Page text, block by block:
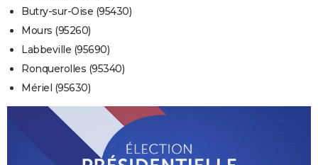
Butry-sur-Oise (95430)
Mours (95260)
Labbeville (95690)
Ronquerolles (95340)
Mériel (95630)